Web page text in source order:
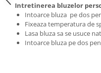
Intretinerea bluzelor
Intoarce bluza pe dos
Fixeaza temperatura de
Lasa bluza sa se usuce
Intoarce bluza pe dos